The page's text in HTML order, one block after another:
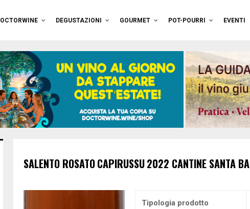
DEGUSTAZIONI GOURMET POT-POURRI EVENTI
SALENTO ROSATOCAPIRUSSU2022 CANTINE SANTA
Tipologia prodotto